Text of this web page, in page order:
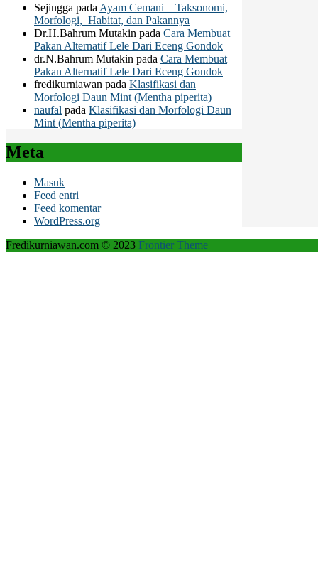
Sejingga pada Ayam Cemani – Taksonomi,
Morfologi, Habitat, dan Pakannya
Dr.H.Bahrum Mutakin pada Cara Membuat
Pakan Alternatif Lele Dari Eceng Gondok
dr.N.Bahrum Mutakin pada Cara Membuat
Pakan Alternatif Lele Dari Eceng Gondok
fredikurniawan pada Klasifikasi dan
Morfologi Daun Mint (Mentha piperita)
naufal pada Klasifikasi dan Morfologi Daun
Mint (Mentha piperita)
Meta
Masuk
Feed entri
Feed komentar
WordPress.org
Fredikurniawan.com © 2023 Frontier Theme